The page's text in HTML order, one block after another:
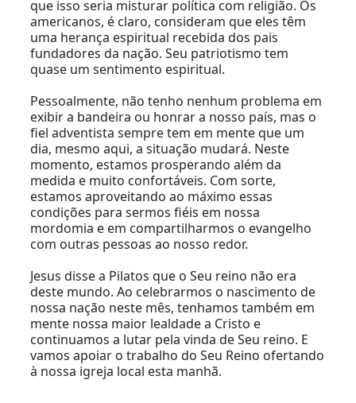
que isso seria misturar política com religião. Os
americanos, é claro, consideram que eles têm
uma herança espiritual recebida dos pais
fundadores da nação. Seu patriotismo tem
quase um sentimento espiritual.
Pessoalmente, não tenho nenhum problema em
exibir a bandeira ou honrar a nosso país, mas o
fiel adventista sempre tem em mente que um
dia, mesmo aqui, a situação mudará. Neste
momento, estamos prosperando além da
medida e muito confortáveis. Com sorte,
estamos aproveitando ao máximo essas
condições para sermos fiéis em nossa
mordomia e em compartilharmos o evangelho
com outras pessoas ao nosso redor.
Jesus disse a Pilatos que o Seu reino não era
deste mundo. Ao celebrarmos o nascimento de
nossa nação neste mês, tenhamos também em
mente nossa maior lealdade a Cristo e
continuamos a lutar pela vinda de Seu reino. E
vamos apoiar o trabalho do Seu Reino ofertando
à nossa igreja local esta manhã.